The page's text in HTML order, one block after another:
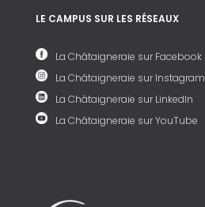
LE CAMPUS SUR LES RÉSEAUX
La Châtaigneraie sur Facebook
La Châtaigneraie sur Instagram
La Châtaigneraie sur LinkedIn
La Châtaigneraie sur YouTube